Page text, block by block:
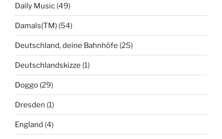
Daily Music (49)
Damals(TM) (54)
Deutschland, deine Bahnhöfe (25)
Deutschlandskizze (1)
Doggo (29)
Dresden (1)
England (4)